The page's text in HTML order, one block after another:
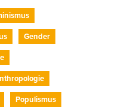
Gender
Populismus